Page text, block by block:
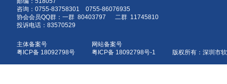
咨询：0755-83758301 0755-86076935
协会会员QQ群：一群 80403797 二群 11745810
投诉电话：83570529
主体备案号
粤ICP备 18092798号
网站备案号
粤ICP备 18092798号-1 版权所有：深圳市软